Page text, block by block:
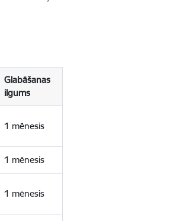
Glabāšanas
ilgums
1 mēnesis
1 mēnesis
1 mēnesis